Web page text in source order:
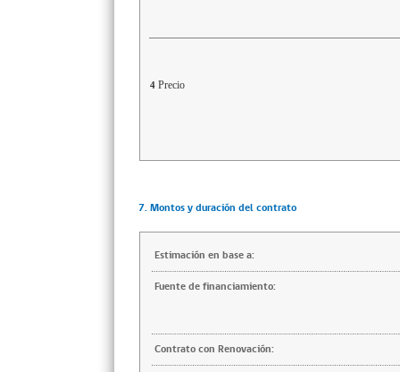
4 Precio
7. Montos y duración del contrato
Estimación en base a:
Fuente de financiamiento:
Contrato con Renovación: